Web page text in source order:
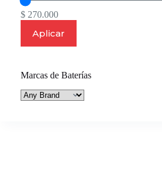
$ 270.000
Aplicar
Marcas de Baterías